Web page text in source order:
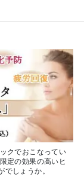
クでおこなってい
定の効果の高いヒ
しょうか。